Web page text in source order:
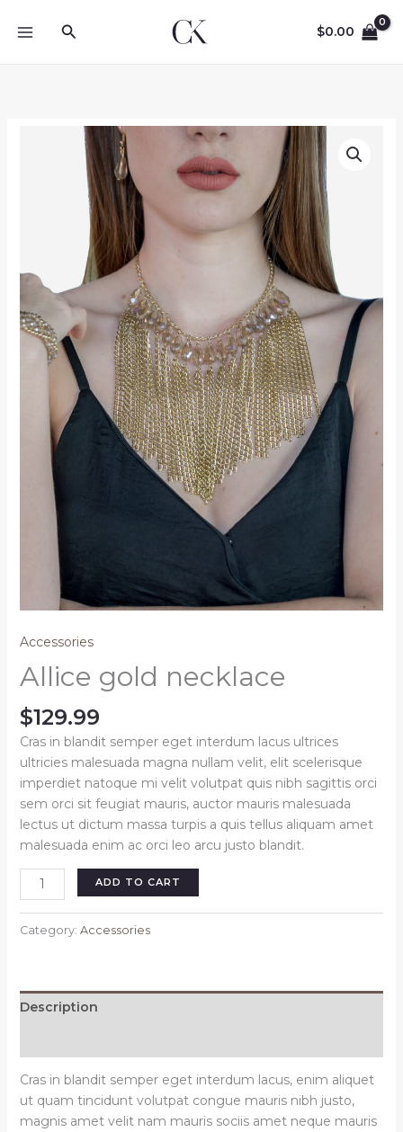
Search $0.00
Accessories
Allice gold necklace
$129.99
Cras in blandit semper eget interdum lacus ultrices
ultricies malesuada magna nullam velit, elit scelerisque
imperdiet natoque mi velit volutpat quis nibh sagittis orci
sem orci sit feugiat mauris, auctor mauris malesuada
lectus ut dictum massa turpis a quis tellus aliquam amet
malesuada enim ac orci leo arcu justo blandit.
Allice
gold
necklace
quantity
ADD TO CART
Category: Accessories
Description
Cras in blandit semper eget interdum lacus, enim aliquet
ut quam tincidunt volutpat congue mauris nibh justo,
magnis amet velit nam mauris sociis amet neque mauris